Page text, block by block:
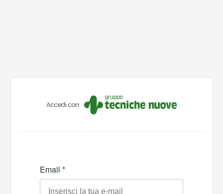
Accedi con